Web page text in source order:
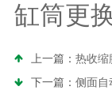
缸筒更
上一篇： 热收缩
下一篇： 侧面自